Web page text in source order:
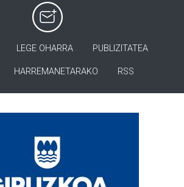
LEGE OHARRA PUBLIZITATEA
HARREMANETARAKO RSS